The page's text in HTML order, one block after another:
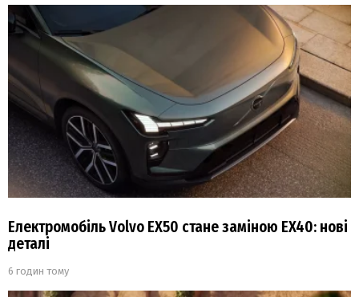
Електромобіль Volvo EX50 стане заміною EX40: нові
деталі
6 годин тому